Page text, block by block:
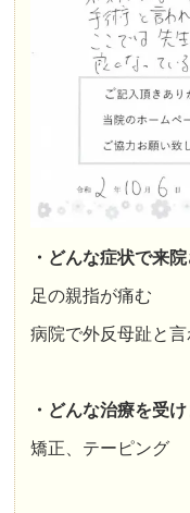
・どんな症状で来
足の親指が痛む
病院で外反母趾と言
・どんな治療を受
矯正、テーピング